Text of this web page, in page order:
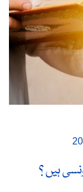
ہیں ؟